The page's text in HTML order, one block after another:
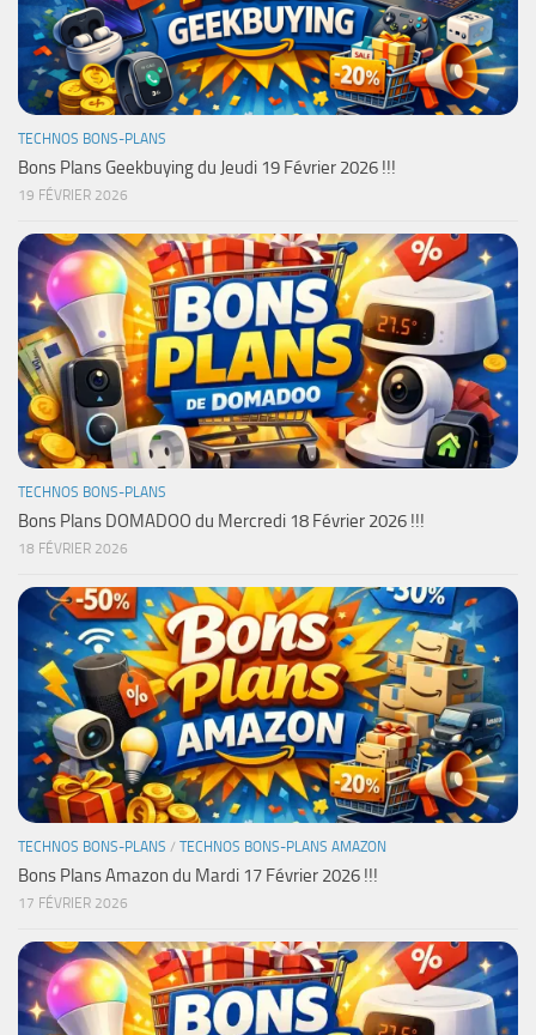
TECHNOS BONS-PLANS
Bons Plans Geekbuying du Jeudi 19 Février 2026 !!!
19 FÉVRIER 2026
TECHNOS BONS-PLANS
Bons Plans DOMADOO du Mercredi 18 Février 2026 !!!
18 FÉVRIER 2026
TECHNOS BONS-PLANS / TECHNOS BONS-PLANS AMAZON
Bons Plans Amazon du Mardi 17 Février 2026 !!!
17 FÉVRIER 2026